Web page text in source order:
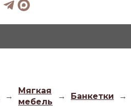
→
Мягкая
мебель
→ Банкетки →